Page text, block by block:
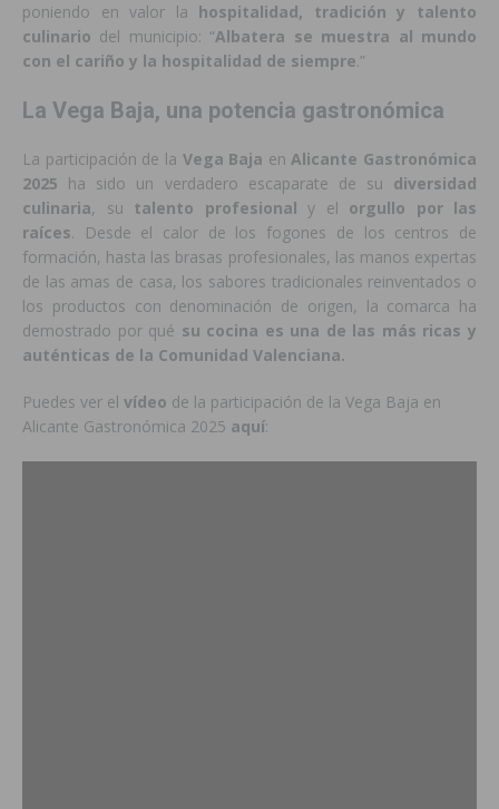
poniendo en valor la hospitalidad, tradición y talento
culinario del municipio: “Albatera se muestra al mundo
con el cariño y la hospitalidad de siempre.”
La Vega Baja, una potencia gastronómica
La participación de la Vega Baja enAlicante Gastronómica
2025 ha sido un verdadero escaparate de su diversidad
culinaria, su talento profesional y el orgullo por las
raíces. Desde el calor de los fogones de los centros de
formación, hasta las brasas profesionales, las manos expertas
de las amas de casa, los sabores tradicionales reinventados o
los productos con denominación de origen, la comarca ha
demostrado por qué su cocina es una de las más ricas y
auténticas de la Comunidad Valenciana.
Puedes ver el vídeo de la participación de la Vega Baja en
Alicante Gastronómica 2025 aquí: